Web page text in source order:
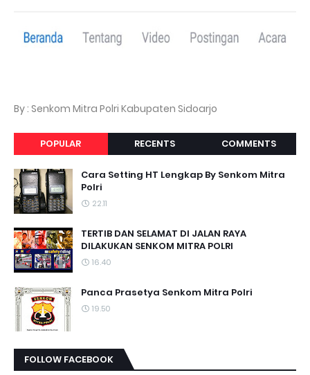
By : Senkom Mitra Polri Kabupaten Sidoarjo
POPULAR RECENTS COMMENTS
Cara Setting HT Lengkap By Senkom Mitra
Polri
22.11
TERTIB DAN SELAMAT DI JALAN RAYA
DILAKUKAN SENKOM MITRA POLRI
16.40
Panca Prasetya Senkom Mitra Polri
19.50
FOLLOW FACEBOOK